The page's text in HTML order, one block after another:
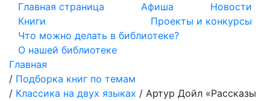
Главная страница Афиша
Новости
Книги
Проекты и конкурсы
Что можно делать в библиотеке?
О нашей библиотеке
Главная
/ Подборка книг по темам
/ Классика на двух языках / Артур Дойл «Рассказы